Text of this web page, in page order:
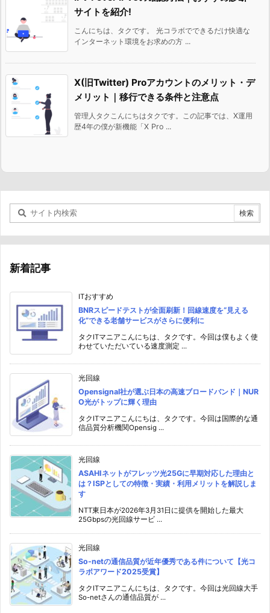
サイトを紹介!
こんにちは、タクです。 光コラボでできるだけ快適な
インターネット環境をお求めの方 ...
X(旧Twitter) Proアカウントのメリット・デ
メリット｜移行できる条件と注意点
管理人タクこんにちはタクです。この記事では、X運用
歴4年の僕が新機能「X Pro ...
新着記事
ITおすすめ
BNRスピードテストが全面刷新！回線速度を“見える
化”できる老舗サービスがさらに便利に
タクITマニアこんにちは、タクです。今回は僕もよく使
わせていただいている速度測定 ...
光回線
Opensignal社が選ぶ日本の高速ブロードバンド｜NUR
O光がトップに輝く理由
タクITマニアこんにちは、タクです。今回は国際的な通
信品質分析機関Opensig ...
光回線
ASAHIネットがフレッツ光25Gに早期対応した理由と
は？ISPとしての特徴・実績・利用メリットを解説しま
す
NTT東日本が2026年3月31日に提供を開始した最大
25Gbpsの光回線サービ ...
光回線
So-netの通信品質が近年優秀である件について【光コ
ラボアワード2025受賞】
タクITマニアこんにちは、タクです。今回は光回線大手
So-netさんの通信品質が ...